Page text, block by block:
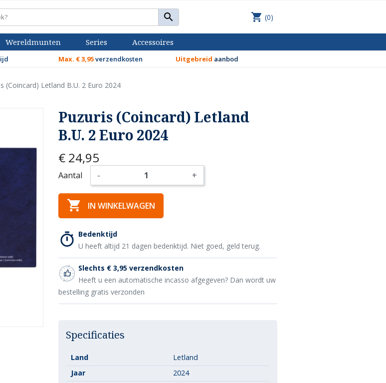
 shopping_cart (0)
Wereldmunten Series Accessoires
Max. € 3,95verzendkosten Uitgebreid aanbod
(Coincard) Letland B.U. 2 Euro 2024
Puzuris (Coincard) Letland
B.U. 2 Euro 2024
€ 24,95
Aantal - +
 IN WINKELWAGEN
Bedenktijd
U heeft altijd 21 dagen bedenktijd. Niet goed, geld terug.
Slechts € 3,95 verzendkosten
Heeft u een automatische incasso afgegeven? Dan wordt uw
bestelling gratis verzonden
Specificaties
Land
Letland
Jaar
2024